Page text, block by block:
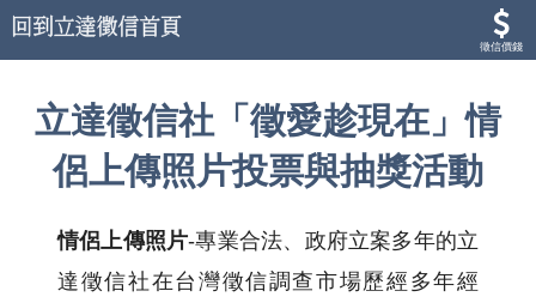
徵信價錢
立達徵信社「徵愛趁現在」情
侶上傳照片投票與抽獎活動
情侶上傳照片-專業合法、政府立案多年的立
達徵信社在台灣徵信調查市場歷經多年經